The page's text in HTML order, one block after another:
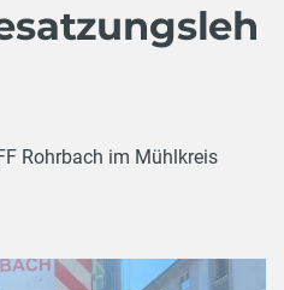
Rohrbach im Mühlkreis